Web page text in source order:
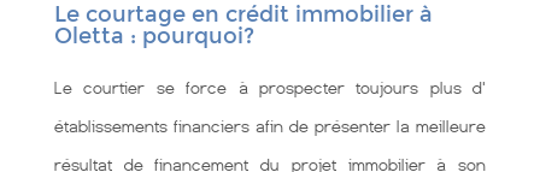
Le courtage en crédit immobilier à
Oletta : pourquoi?
Le courtier se force à prospecter toujours plus d'
établissements financiers afin de présenter la meilleure
résultat de financement du projet immobilier à son